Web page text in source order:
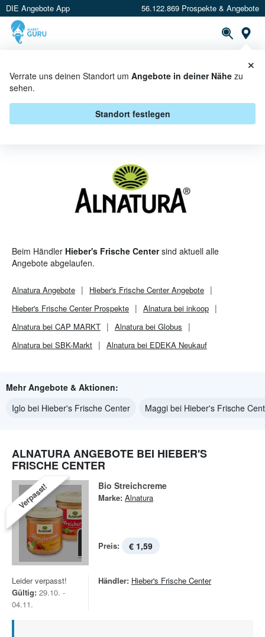
DIE Angebote App 56.122.869 Prospekte & Angebote
Verrate uns deinen Standort um Angebote in deiner Nähe zu
sehen.
Standort festlegen
×
ALNATURA BEI HIEBER'S FRISCHE
CENTER - ANGEBOTE &
AKTIONEN
Beim Händler Hieber's Frische Centersind aktuell alle
Angebote abgelaufen.
Alnatura Angebote Hieber's Frische CenterAngebote
Hieber's Frische CenterProspekte
Alnatura bei inkoop
Alnatura bei CAP MARKT
Alnatura bei Globus
Alnatura bei SBK-Markt
Alnatura bei EDEKA Neukauf
Mehr Angebote & Aktionen:
Iglo bei Hieber's Frische Center
Maggi bei Hieber's Frische
ALNATURA ANGEBOTE BEI HIEBER'S
FRISCHE CENTER
Verpasst! Bio Streichcreme
Marke: Alnatura
Preis: € 1,59
Leider verpasst!
Gültig: 29.10. -
04.11.
Händler: Hieber's Frische Center